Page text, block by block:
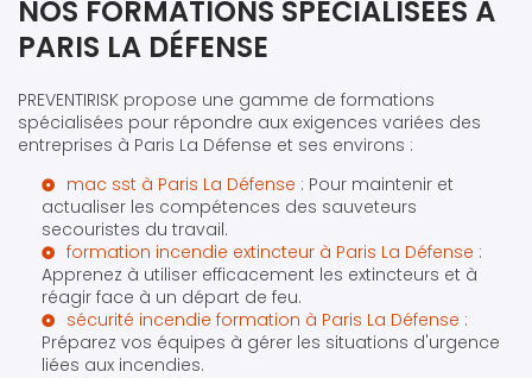
NOS FORMATIONS SPÉCIALISÉES À
PARIS LA DÉFENSE
PREVENTIRISK propose une gamme de formations
spécialisées pour répondre aux exigences variées des
entreprises à Paris La Défense et ses environs :
mac sst à Paris La Défense : Pour maintenir et
actualiser les compétences des sauveteurs
secouristes du travail.
formation incendie extincteur à Paris La Défense :
Apprenez à utiliser efficacement les extincteurs et à
réagir face à un départ de feu.
sécurité incendie formation à Paris La Défense :
Préparez vos équipes à gérer les situations d'urgence
liées aux incendies.